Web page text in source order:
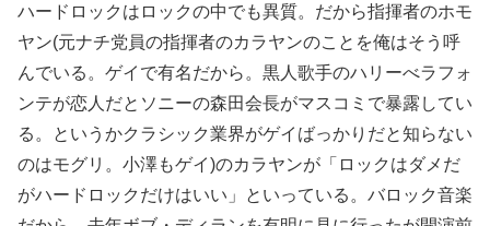
ハードロックはロックの中でも異質。だから指揮者のホモ
ヤン(元ナチ党員の指揮者のカラヤンのことを俺はそう呼
んでいる。ゲイで有名だから。黒人歌手のハリーべラフォ
ンテが恋人だとソニーの森田会長がマスコミで暴露してい
る。というかクラシック業界がゲイばっかりだと知らない
のはモグリ。小澤もゲイ)のカラヤンが「ロックはダメだ
がハードロックだけはいい」といっている。バロック音楽